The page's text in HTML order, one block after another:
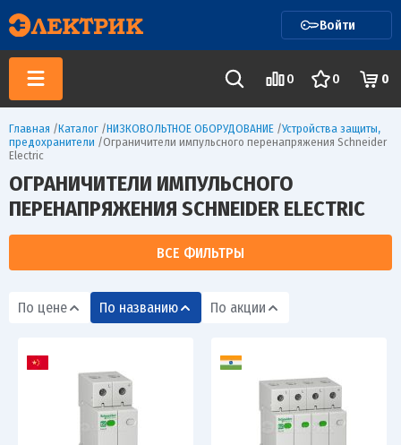
Войти
0 0 0
Главная /Каталог /НИЗКОВОЛЬТНОЕ ОБОРУДОВАНИЕ /Устройства защиты,
предохранители /Ограничители импульсного перенапряжения Schneider
Electric
ОГРАНИЧИТЕЛИ ИМПУЛЬСНОГО
ПЕРЕНАПРЯЖЕНИЯ SCHNEIDER ELECTRIC
ВСЕ ФИЛЬТРЫ
По цене По названию По акции